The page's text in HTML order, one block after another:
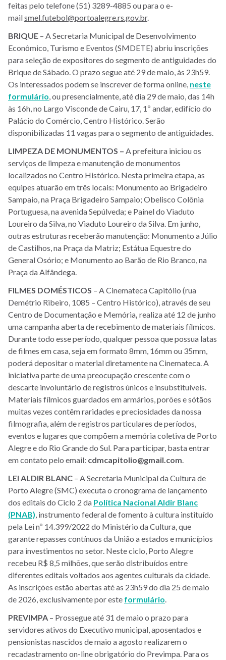
feitas pelo telefone (51) 3289-4885 ou para o e-
mailsmel.futebol@portoalegre.rs.gov.br.
BRIQUE – A Secretaria Municipal de Desenvolvimento
Econômico, Turismo e Eventos (SMDETE) abriu inscrições
para seleção de expositores do segmento de antiguidades do
Brique de Sábado. O prazo segue até 29 de maio, às 23h59.
Os interessados podem se inscrever de forma online, neste
formulário , ou presencialmente, até dia 29 de maio, das 14h
às 16h, no Largo Visconde de Cairu, 17, 1º andar, edifício do
Palácio do Comércio, Centro Histórico. Serão
disponibilizadas 11 vagas para o segmento de antiguidades.
LIMPEZA DE MONUMENTOS – A prefeitura iniciou os
serviços de limpeza e manutenção de monumentos
localizados no Centro Histórico. Nesta primeira etapa, as
equipes atuarão em três locais: Monumento ao Brigadeiro
Sampaio, na Praça Brigadeiro Sampaio; Obelisco Colônia
Portuguesa, na avenida Sepúlveda; e Painel do Viaduto
Loureiro da Silva, no Viaduto Loureiro da Silva. Em junho,
outras estruturas receberão manutenção: Monumento a Júlio
de Castilhos, na Praça da Matriz; Estátua Equestre do
General Osório; e Monumento ao Barão de Rio Branco, na
Praça da Alfândega.
FILMES DOMÉSTICOS – A Cinemateca Capitólio (rua
Demétrio Ribeiro, 1085 – Centro Histórico), através de seu
Centro de Documentação e Memória realiza até 12 de junho
uma campanha aberta de recebimento de materiais fílmicos.
Durante todo esse período, qualquer pessoa que possua latas
de filmes em casa, seja em formato 8mm, 16mm ou 35mm,
poderá depositar o material diretamente na Cinemateca. A
iniciativa parte de uma preocupação crescente com o
descarte involuntário de registros únicos e insubstituíveis.
Materiais fílmicos guardados em armários, porões e sótãos
muitas vezes contêm raridades e preciosidades da nossa
filmografia, além de registros particulares de períodos,
eventos e lugares que compõem a memória coletiva de Porto
Alegre e do Rio Grande do Sul. Para participar, basta entrar
em contato pelo email: cdmcapitolio@gmail.com
LEI ALDIR BLANC – A Secretaria Municipal da Cultura de
Porto Alegre (SMC) executa o cronograma de lançamento
dos editais do Ciclo 2 da Política Nacional Aldir Blanc
(PNAB) , instrumento federal de fomento à cultura instituído
pela Lei nº 14.399/2022 do Ministério da Cultura, que
garante repasses contínuos da União a estados e municípios
para investimentos no setor. Neste ciclo, Porto Alegre
recebeu R$ 8,5 milhões, que serão distribuídos entre
diferentes editais voltados aos agentes culturais da cidade.
As inscrições estão abertas até as 23h59 do dia 25 de maio
de 2026, exclusivamente por este formulário
PREVIMPA – Prossegue até 31 de maio o prazo para
servidores ativos do Executivo municipal, aposentados e
pensionistas nascidos de maio a agosto realizarem o
recadastramento on-line obrigatório do Previmpa. Para os